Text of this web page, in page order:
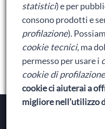
Accedi
Feed dei contenuti
Feed dei commenti
WordPress.org
statistici) e per
consono prodotti e
profilazione).
cookie tecnici, ma
permesso per usare i
cookie di
cookie ci aiuterai a
migliore nell’utilizzo